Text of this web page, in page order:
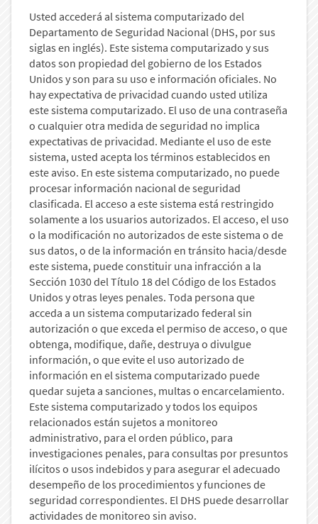
Usted accederá al sistema computarizado del
Departamento de Seguridad Nacional (DHS, por sus
siglas en inglés). Este sistema computarizado y sus
datos son propiedad del gobierno de los Estados
Unidos y son para su uso e información oficiales. No
hay expectativa de privacidad cuando usted utiliza
este sistema computarizado. El uso de una contraseña
o cualquier otra medida de seguridad no implica
expectativas de privacidad. Mediante el uso de este
sistema, usted acepta los términos establecidos en
este aviso. En este sistema computarizado, no puede
procesar información nacional de seguridad
clasificada. El acceso a este sistema está restringido
solamente a los usuarios autorizados. El acceso, el uso
o la modificación no autorizados de este sistema o de
sus datos, o de la información en tránsito hacia/desde
este sistema, puede constituir una infracción a la
Sección 1030 del Título 18 del Código de los Estados
Unidos y otras leyes penales. Toda persona que
acceda a un sistema computarizado federal sin
autorización o que exceda el permiso de acceso, o que
obtenga, modifique, dañe, destruya o divulgue
información, o que evite el uso autorizado de
información en el sistema computarizado puede
quedar sujeta a sanciones, multas o encarcelamiento.
Este sistema computarizado y todos los equipos
relacionados están sujetos a monitoreo
administrativo, para el orden público, para
investigaciones penales, para consultas por presuntos
ilícitos o usos indebidos y para asegurar el adecuado
desempeño de los procedimientos y funciones de
seguridad correspondientes. El DHS puede desarrollar
actividades de monitoreo sin aviso.